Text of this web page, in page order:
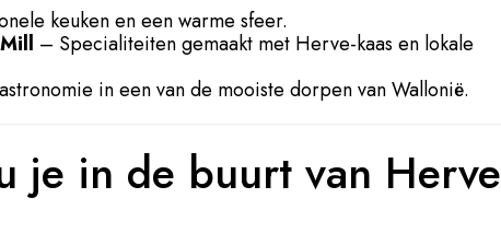
keuken en een warme sfeer.
– Specialiteiten gemaakt met Herve-kaas en lokale
in een van de mooiste dorpen van Wallonië.
je in de buurt van Herve